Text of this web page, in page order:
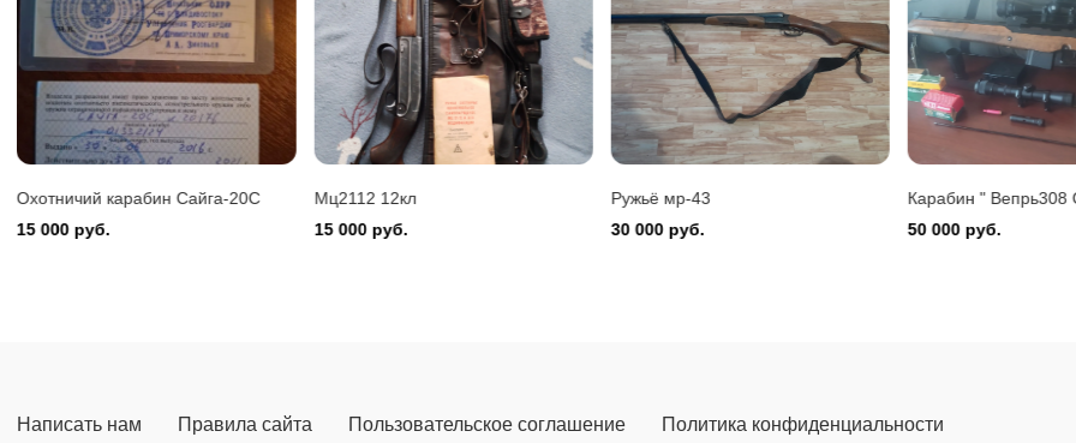
Мц2112 12кл
15 000 руб.
Ружьё мр-43
30 000 руб.
Карабин " Вепрь308 Супер"
50 000 руб.
Карабин Вепрь
85 000 руб.
Написать нам Правила сайта Пользовательское соглашение Политика конфиденциальности